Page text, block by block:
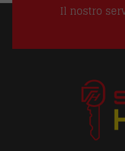
Il nostro